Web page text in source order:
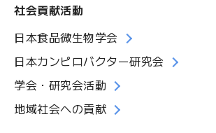
社会貢献活動
日本食品微生物学会
日本カンピロバクター研究会
学会・研究会活動
地域社会への貢献